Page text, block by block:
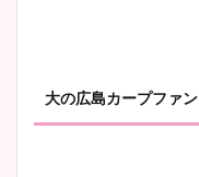
大の広島カープファン